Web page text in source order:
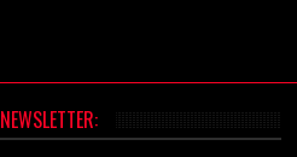
NEWSLETTER: